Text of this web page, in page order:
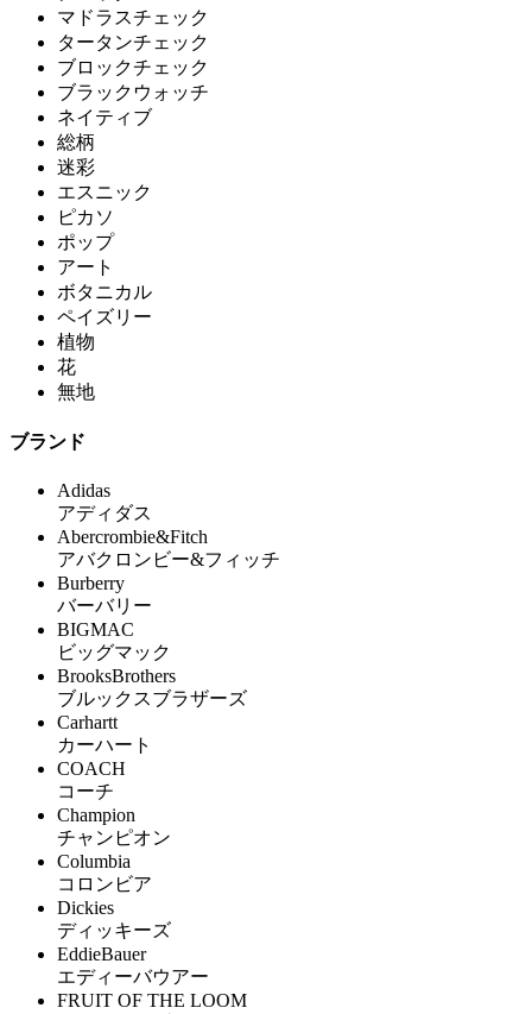
マドラスチェック
タータンチェック
ブロックチェック
ブラックウォッチ
ネイティブ
総柄
迷彩
エスニック
ピカソ
ポップ
アート
ボタニカル
ペイズリー
植物
花
無地
ブランド
Adidas
アディダス
Abercrombie&Fitch
アバクロンビー&フィッチ
Burberry
バーバリー
BIGMAC
ビッグマック
BrooksBrothers
ブルックスブラザーズ
Carhartt
カーハート
COACH
コーチ
Champion
チャンピオン
Columbia
コロンビア
Dickies
ディッキーズ
EddieBauer
エディーバウアー
FRUIT OF THE LOOM